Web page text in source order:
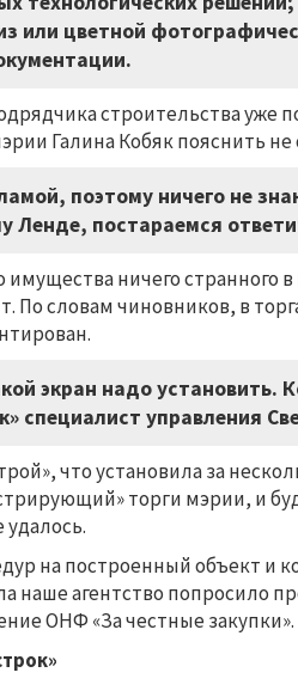
или цветной
строительства уже
Галина Кобяк пояснить не
поэтому ничего не
Ленде, постараемся
ничего странного
По словам чиновников, в
экран надо установить.
специалист управления
что установила за
торги мэрии, и
на построенный объект и
наше агентство попросило
ОНФ «За честные закупки».